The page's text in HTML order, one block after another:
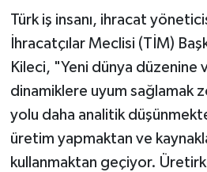
Türk iş insanı, ihracat
İhracatçılar Meclisi (TİM)
Kileci, "Yeni dünya düzenine
dinamiklere uyum sağlamak
yolu daha analitik
üretim yapmaktan ve
kullanmaktan geçiyor.